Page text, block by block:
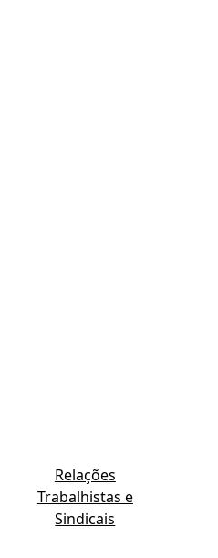
Relações
Trabalhistas e
Sindicais